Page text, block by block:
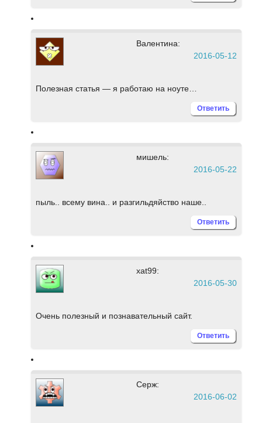
Валентина:
2016-05-12
Полезная статья — я работаю на ноуте…
Ответить
мишель:
2016-05-22
пыль.. всему вина.. и разгильдяйство наше..
Ответить
xat99:
2016-05-30
Очень полезный и познавательный сайт.
Ответить
Серж:
2016-06-02